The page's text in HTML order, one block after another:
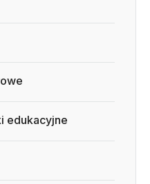
edukacyjne